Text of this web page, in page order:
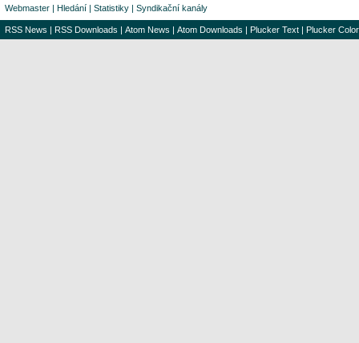
Webmaster | Hledání | Statistiky | Syndikační kanály
RSS News | RSS Downloads | Atom News | Atom Downloads | Plucker Text | Plucker Color